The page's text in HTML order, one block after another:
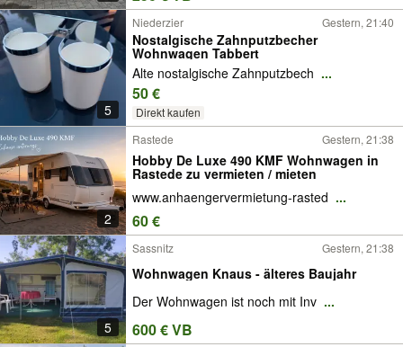
5
Niederzier Gestern, 21:40
Nostalgische Zahnputzbecher
Wohnwagen Tabbert
Alte nostalgische Zahnputzbech ...
50 €
Direkt kaufen
2
Rastede Gestern, 21:38
Hobby De Luxe 490 KMF Wohnwagen in
Rastede zu vermieten / mieten
www.anhaengervermietung-rasted ...
60 €
5
Sassnitz Gestern, 21:38
Wohnwagen Knaus - älteres Baujahr
Der Wohnwagen ist noch mit Inv ...
600 € VB